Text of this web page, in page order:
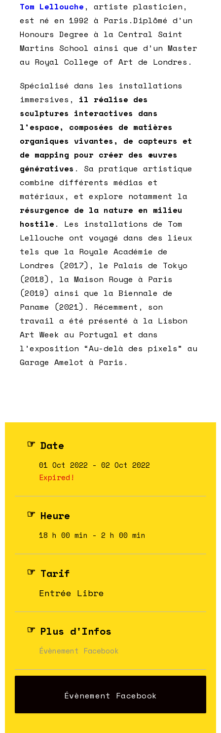
Tom Lellouche , artiste plasticien,
est né en 1992 à Paris.Diplômé d’un
Honours Degree à la Central Saint
Martins School ainsi que d’un Master
au Royal College of Art de Londres.
Spécialisé dans les installations
immersives,
il réalise des
sculptures interactives dans
l’espace, composées de matières
organiques vivantes, de capteurs et
de mapping pour créer des œuvres
génératives . Sa pratique artistique
combine différents médias et
matériaux, et explore notamment la
résurgence de la nature en milieu
hostile . Les installations de Tom
Lellouche ont voyagé dans des lieux
tels que la Royale Académie de
Londres (2017), le Palais de Tokyo
(2018), la Maison Rouge à Paris
(2019) ainsi que la Biennale de
Paname (2021). Récemment, son
travail a été présenté à la Lisbon
Art Week au Portugal et dans
l’exposition “Au-delà des pixels” au
Garage Amelot à Paris.
Date
01 Oct 2022 - 02 Oct 2022
Expired!
Heure
18 h 00 min - 2 h 00 min
Tarif
Entrée Libre
Plus d'Infos
Évènement Facebook
Évènement Facebook